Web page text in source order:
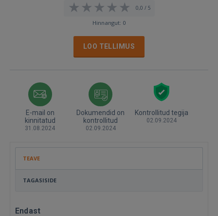
0,0 / 5
Hinnangut: 0
LOO TELLIMUS
E-mail on
kinnitatud
31.08.2024
Dokumendid on
kontrollitud
02.09.2024
Kontrollitud tegija
02.09.2024
TEAVE
TAGASISIDE
Endast